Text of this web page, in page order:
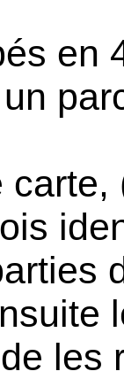
en
de les